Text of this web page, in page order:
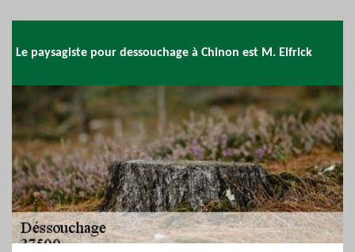
Le paysagiste pour dessouchage à Chinon est M. Elfrick